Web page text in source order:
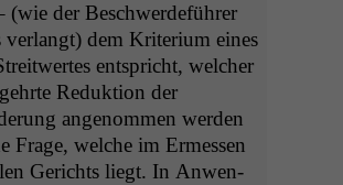
(wie der Beschw­erde­führer
ver­langt) dem Kri­teri­um eines
entspricht, welch­er
Reduk­tion der
angenom­men wer­den
Frage, welche im Ermessen
Gerichts liegt. In Anwen­